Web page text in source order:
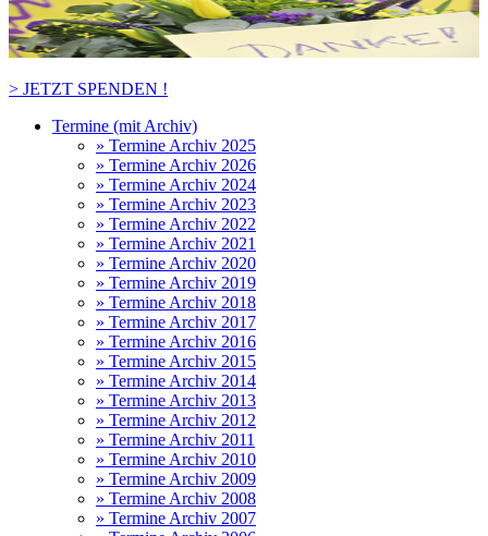
> JETZT SPENDEN !
Termine (mit Archiv)
» Termine Archiv 2025
» Termine Archiv 2026
» Termine Archiv 2024
» Termine Archiv 2023
» Termine Archiv 2022
» Termine Archiv 2021
» Termine Archiv 2020
» Termine Archiv 2019
» Termine Archiv 2018
» Termine Archiv 2017
» Termine Archiv 2016
» Termine Archiv 2015
» Termine Archiv 2014
» Termine Archiv 2013
» Termine Archiv 2012
» Termine Archiv 2011
» Termine Archiv 2010
» Termine Archiv 2009
» Termine Archiv 2008
» Termine Archiv 2007